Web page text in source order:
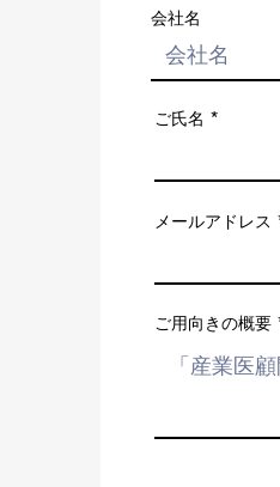
会社名
ご氏名
メールアドレス
ご用向きの概要